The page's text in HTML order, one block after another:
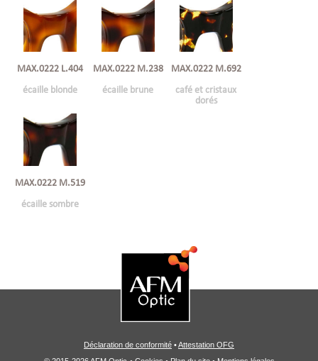
MAX.0222 L.404
écaille blonde
MAX.0222 M.238
écaille brune
MAX.0222 M.692
café et cristaux
dorés
MAX.0222 M.519
écaille sombre
Déclaration de conformité •Attestation OFG